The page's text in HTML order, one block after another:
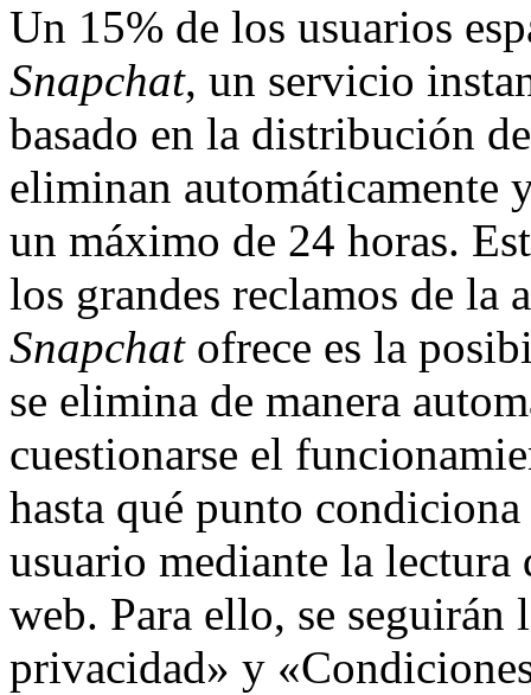
Un 15% de los usuarios
Snapchat, un servicio
basado en la distribución
eliminan automáticamente
un máximo de 24 horas.
los grandes reclamos de la
Snapchatofrece es la
se elimina de manera
cuestionarse el
hasta qué punto
usuario mediante la
web. Para ello, se seguirán
privacidad» y